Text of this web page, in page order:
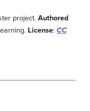
project.Authored
License: CC